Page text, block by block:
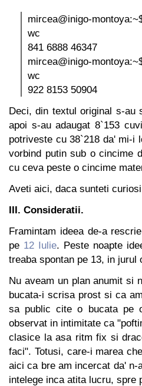
mircea@inigo-
wc
841 6888 46347
mircea@inigo-
wc
922 8153 50904
Deci, din textul original s-au
apoi s-au adaugat 8`153
potriveste cu 38`218 da' mi-i
vorbind putin sub o cincime
cu ceva peste o cincime
Aveti aici, daca sunteti
III. Consideratii.
Framintam ideea de-a
pe 12 Iulie. Peste noapte
treaba spontan pe 13, in jurul
Nu aveam un plan anumit si
bucata-i scrisa prost si ca
sa public cite o bucata pe
observat in intimitate ca
clasice la asa ritm fix si
faci". Totusi, care-i marea
aici ca bre am incercat da'
intelege inca atita lucru, spre